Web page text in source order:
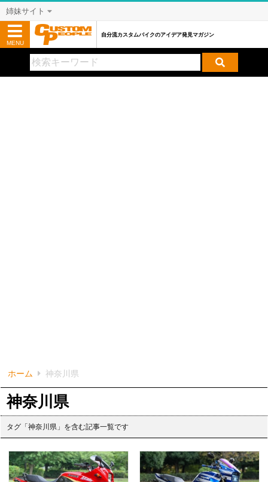
ホーム 神奈川県
神奈川県
タグ「神奈川県」を含む記事一覧です
姉妹サイト
MENU
自分流カスタムバイクのアイデア発見マガジン